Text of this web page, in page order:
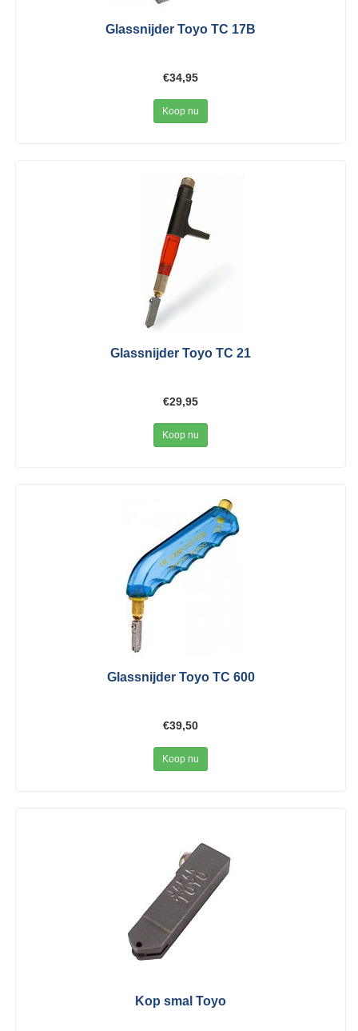
Glassnijder Toyo TC 17B
€34,95
Koop nu
Glassnijder Toyo TC 21
€29,95
Koop nu
Glassnijder Toyo TC 600
€39,50
Koop nu
Kop smal Toyo